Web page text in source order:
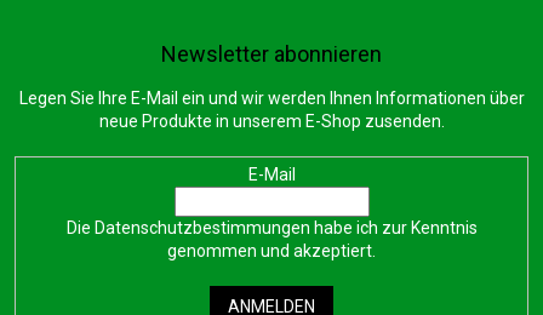
Newsletter abonnieren
Legen Sie Ihre E-Mail ein und wir werden Ihnen Informationen über
neue Produkte in unserem E-Shop zusenden.
E-Mail
Die Datenschutzbestimmungen habe ich zur Kenntnis
genommen und akzeptiert.
ANMELDEN